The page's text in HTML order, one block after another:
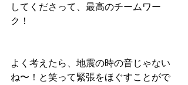
してくださって、最高のチームワー
ク！
よく考えたら、地震の時の音じゃない
ね〜！と笑って緊張をほぐすことがで